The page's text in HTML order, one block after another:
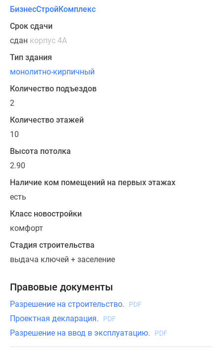
высотой
м.
Входные
группы
оборудованы
домофонами
и
для
маломобильных
жильцов.
В
работают
пассажирские
и
грузопассажирские
лифты.
квартиры
ЖК
«Восточные
зори-1»
распроданы.
БизнесСтройКомплекс
Срок сдачи
сдан корпус 4А
Тип здания
монолитно-кирпичный
Количество подъездов
2
Количество этажей
10
Высота потолка
2.90
Наличие ком помещений на первых этажах
есть
Класс новостройки
комфорт
Стадия строительства
выдача ключей + заселение
Правовые документы
Разрешение на строительство. PDF
Проектная декларация. PDF
Разрешение на ввод в эксплуатацию. PDF